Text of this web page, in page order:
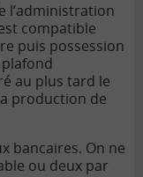
l’administration
compatible
puis possession
plafond
au plus tard le
production de
bancaires. On ne
ou deux par